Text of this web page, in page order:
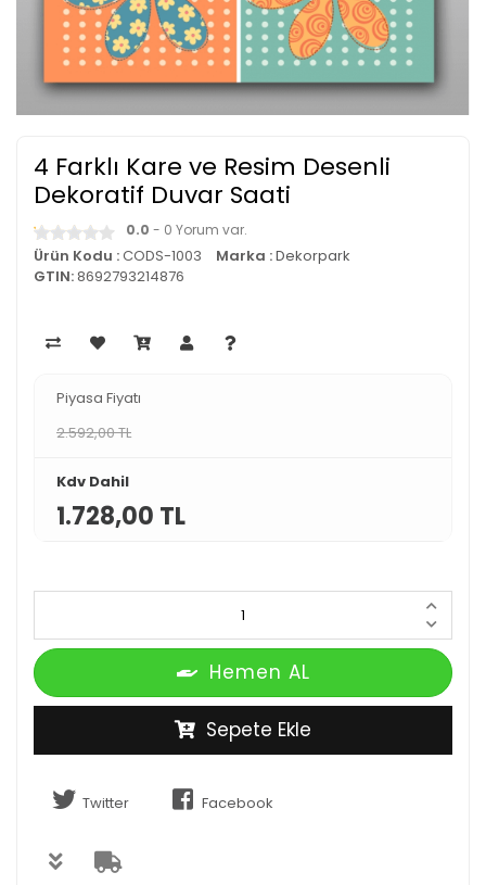
4 Farklı Kare ve Resim Desenli
Dekoratif Duvar Saati
0.0 - 0 Yorum var.
Ürün Kodu :CODS-1003 Marka :Dekorpark
GTIN:8692793214876
Piyasa Fiyatı
2.592,00 TL
Kdv Dahil
1.728,00 TL
Hemen AL
Sepete Ekle
Twitter Facebook